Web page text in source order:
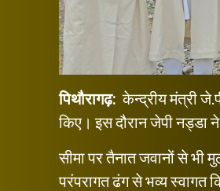
पिथौरागढ़: केन्द्रीय मंत्री
किए। इस दौरान जेपी नड्डा ने
सीमा पर तैनात जवानों से भी
परंपरागत ढंग से भव्य स्वागत